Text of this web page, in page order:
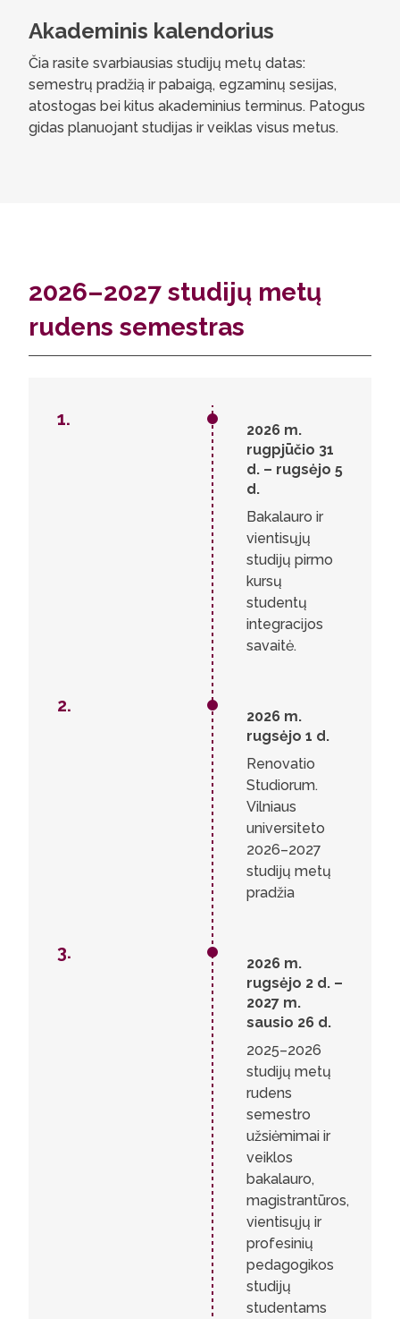
Akademinis kalendorius
Čia rasite svarbiausias studijų metų datas:
semestrų pradžią ir pabaigą, egzaminų sesijas,
atostogas bei kitus akademinius terminus. Patogus
gidas planuojant studijas ir veiklas visus metus.
2026–2027 studijų metų
rudens semestras
1.
1.
2026 m.
rugpjūčio 31
d. – rugsėjo 5
d.
Bakalauro ir
vientisųjų
studijų pirmo
kursų
studentų
integracijos
savaitė.
2.
2026 m.
rugsėjo 1 d.
Renovatio
Studiorum.
Vilniaus
universiteto
2026–2027
studijų metų
pradžia
3.
2026 m.
rugsėjo 2 d. –
2027 m.
sausio 26 d.
2025–2026
studijų metų
rudens
semestro
užsiėmimai ir
veiklos
bakalauro,
magistrantūros,
vientisųjų ir
profesinių
pedagogikos
studijų
studentams